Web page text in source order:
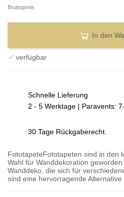
Bruttopreis
In den
✓ verfügbar
Schnelle Lieferung
2 - 5 Werktage | Paravents:
30 Tage Rückgaberecht.
FototapeteFototapeten sind in den
Wahl für Wanddekoration
Wanddeko, die sich für
sind eine hervorragende Alternative